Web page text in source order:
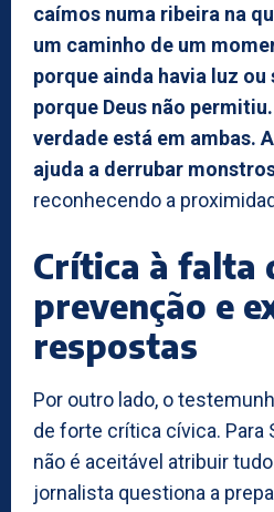
caímos numa ribeira na
um caminho de um
porque ainda havia luz
porque Deus não
verdade está em ambas.
ajuda a derrubar
reconhecendo a
Crítica à falta
prevenção e
respostas
Por outro lado, o
de forte crítica cívica. Para
não é aceitável atribuir
jornalista questiona a